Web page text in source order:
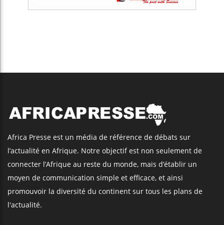
Africa Presse est un média de référence de débats sur
l’actualité en Afrique. Notre objectif est non seulement de
connecter l’Afrique au reste du monde, mais d’établir un
moyen de communication simple et efficace, et ainsi
promouvoir la diversité du continent sur tous les plans de
l'actualité.